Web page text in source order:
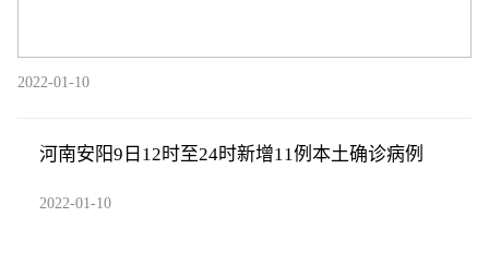
2022-01-10
河南安阳9日12时至24时新增11例本土确诊病例
2022-01-10